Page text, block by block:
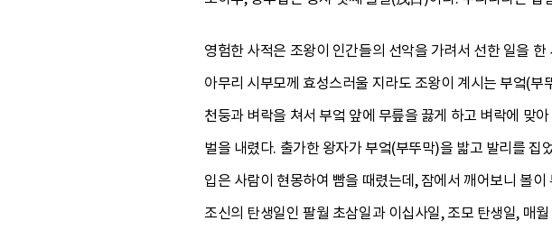
영험한 사적은 조왕이 인간들의 선악을 가려서 선한 일을
아무리 시부모께 효성스러울 지라도 조왕이 계시는 부엌(
천둥과 벼락을 쳐서 부엌 앞에 무릎을 끓게 하고 벼락에 맞
벌을 내렸다. 출가한 왕자가 부엌(부뚜막)을 밟고 발리를
입은 사람이 현몽하여 빰을 때렸는데, 잠에서 깨어보니 볼
조신의 탄생일인 팔월 초삼일과 이십사일, 조모 탄생일, 매